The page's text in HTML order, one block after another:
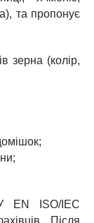
та пропонує
зерна (колір,
EN ISO/IEC
Після